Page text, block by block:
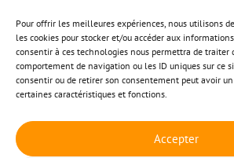
Pour offrir les meilleures expériences, nous utilisons
les cookies pour stocker et/ou accéder aux
consentir à ces technologies nous permettra de traiter
comportement de navigation ou les ID uniques sur ce
consentir ou de retirer son consentement peut avoir
certaines caractéristiques et fonctions.
Accepter
5 bis chemin de
34 570 St Paul et
04 677 24 883